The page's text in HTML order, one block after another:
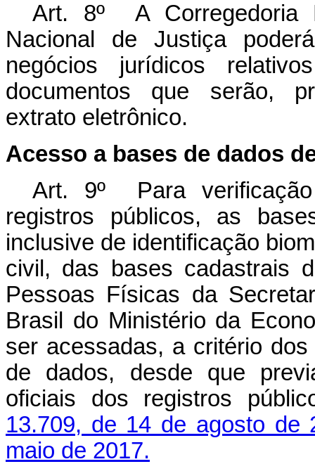
Art. 8º A Corregedoria
Nacional de Justiça
negócios jurídicos
documentos que serão,
extrato eletrônico.
Acesso a bases de dados
Art. 9º Para
registros públicos, as
inclusive de identificação
civil, das bases cadastrais
Pessoas Físicas da
Brasil do Ministério da
ser acessadas, a critério
de dados, desde que
oficiais dos registros
13.709, de 14 de agosto de
maio de 2017.